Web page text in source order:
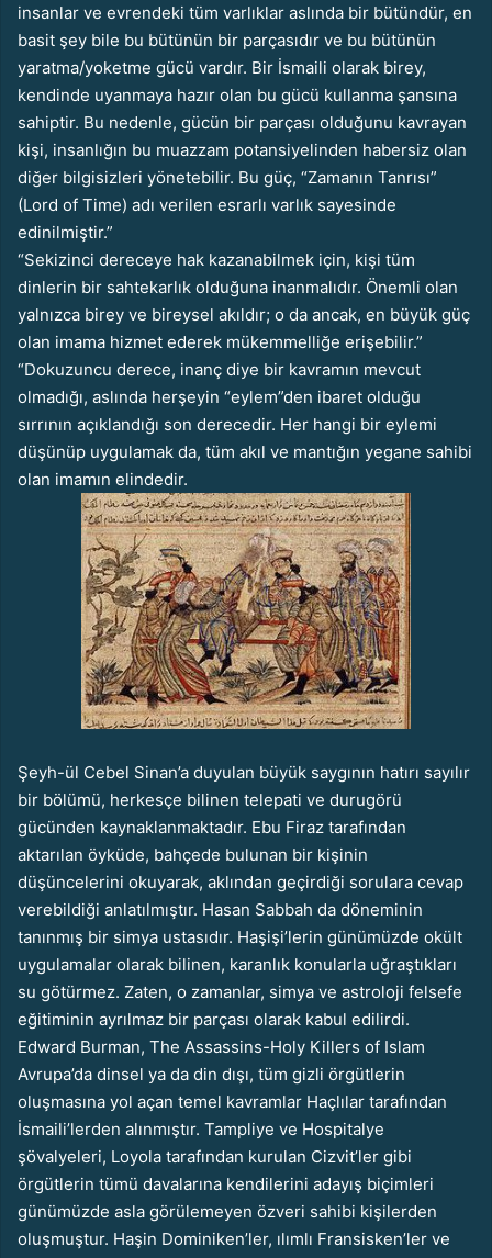
insanlar ve evrendeki tüm varlıklar aslında bir bütündür, en
basit şey bile bu bütünün bir parçasıdır ve bu bütünün
yaratma/yoketme gücü vardır. Bir İsmaili olarak birey,
kendinde uyanmaya hazır olan bu gücü kullanma şansına
sahiptir. Bu nedenle, gücün bir parçası olduğunu kavrayan
kişi, insanlığın bu muazzam potansiyelinden habersiz olan
diğer bilgisizleri yönetebilir. Bu güç, “Zamanın Tanrısı”
(Lord of Time) adı verilen esrarlı varlık sayesinde
edinilmiştir.”
“Sekizinci dereceye hak kazanabilmek için, kişi tüm
dinlerin bir sahtekarlık olduğuna inanmalıdır. Önemli olan
yalnızca birey ve bireysel akıldır; o da ancak, en büyük güç
olan imama hizmet ederek mükemmelliğe erişebilir.”
“Dokuzuncu derece, inanç diye bir kavramın mevcut
olmadığı, aslında herşeyin “eylem”den ibaret olduğu
sırrının açıklandığı son derecedir. Her hangi bir eylemi
düşünüp uygulamak da, tüm akıl ve mantığın yegane sahibi
olan imamın elindedir.
Şeyh-ül Cebel Sinan’a duyulan büyük saygının hatırı sayılır
bir bölümü, herkesçe bilinen telepati ve durugörü
gücünden kaynaklanmaktadır. Ebu Firaz tarafından
aktarılan öyküde, bahçede bulunan bir kişinin
düşüncelerini okuyarak, aklından geçirdiği sorulara cevap
verebildiği anlatılmıştır. Hasan Sabbah da döneminin
tanınmış bir simya ustasıdır. Haşişi’lerin günümüzde okült
uygulamalar olarak bilinen, karanlık konularla uğraştıkları
su götürmez. Zaten, o zamanlar, simya ve astroloji felsefe
eğitiminin ayrılmaz bir parçası olarak kabul edilirdi.
Edward Burman, The Assassins-Holy Killers of Islam
Avrupa’da dinsel ya da din dışı, tüm gizli örgütlerin
oluşmasına yol açan temel kavramlar Haçlılar tarafından
İsmaili’lerden alınmıştır. Tampliye ve Hospitalye
şövalyeleri, Loyola tarafından kurulan Cizvit’ler gibi
örgütlerin tümü davalarına kendilerini adayış biçimleri
günümüzde asla görülemeyen özveri sahibi kişilerden
oluşmuştur. Haşin Dominiken’ler, ılımlı Fransisken’ler ve